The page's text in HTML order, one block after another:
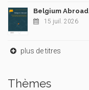
Belgium Abroad
15 juil. 2026
plus de titres
Thèmes